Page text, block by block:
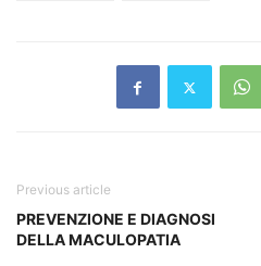
Previous article
PREVENZIONE E DIAGNOSI
DELLA MACULOPATIA